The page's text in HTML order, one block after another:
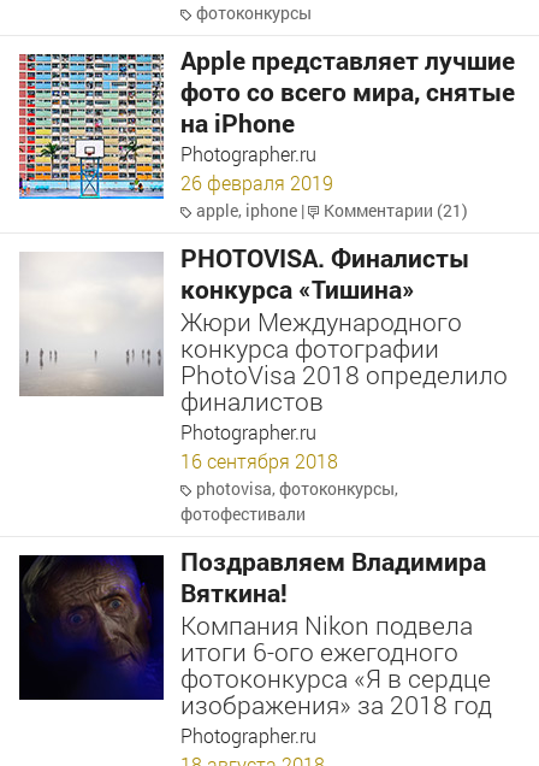
фотоконкурсы
Apple представляет лучшие
фото со всего мира, снятые
на iPhone
Photographer.ru
26 февраля 2019
apple, iphone | Комментарии (21)
PHOTOVISA. Финалисты
конкурса «Тишина»
Жюри Международного
конкурса фотографии
PhotoVisa 2018 определило
финалистов
Photographer.ru
16 сентября 2018
photovisa,фотоконкурсы,
фотофестивали
Поздравляем Владимира
Вяткина!
Компания Nikon подвела
итоги 6-ого ежегодного
фотоконкурса «Я в сердце
изображения» за 2018 год
Photographer.ru